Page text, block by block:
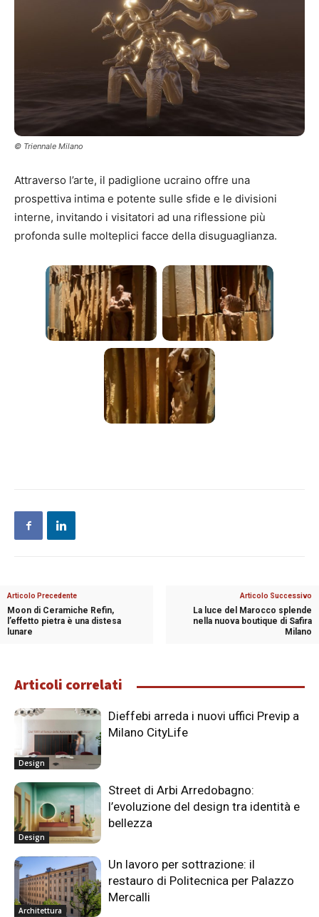
© Triennale Milano
Attraverso l’arte, il padiglione ucraino offre una
prospettiva intima e potente sulle sfide e le divisioni
interne, invitando i visitatori ad una riflessione più
profonda sulle molteplici facce della disuguaglianza.
Articolo Precedente
Moon di Ceramiche Refin,
l’effetto pietra è una distesa
lunare
Articolo Successivo
La luce del Marocco splende
nella nuova boutique di Safira
Milano
Articoli correlati
Design
Dieffebi arreda i nuovi uffici Previp a
Milano CityLife
Design
Street di Arbi Arredobagno:
l’evoluzione del design tra identità e
bellezza
Architettura
Un lavoro per sottrazione: il
restauro di Politecnica per Palazzo
Mercalli